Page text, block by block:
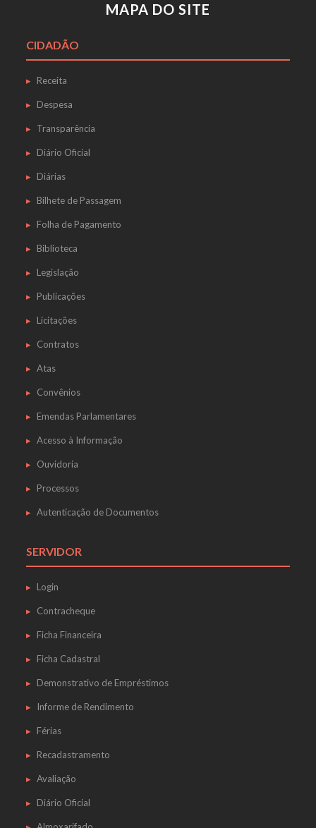
MAPA DO SITE
CIDADÃO
Receita
Despesa
Transparência
Diário Oficial
Diárias
Bilhete de Passagem
Folha de Pagamento
Biblioteca
Legislação
Publicações
Licitações
Contratos
Atas
Convênios
Emendas Parlamentares
Acesso à Informação
Ouvidoria
Processos
Autenticação de Documentos
SERVIDOR
Login
Contracheque
Ficha Financeira
Ficha Cadastral
Demonstrativo de Empréstimos
Informe de Rendimento
Férias
Recadastramento
Avaliação
Diário Oficial